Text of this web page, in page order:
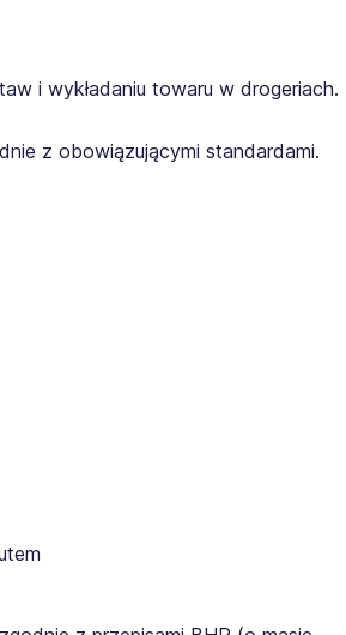
i wykładaniu towaru w drogeriach.
z obowiązującymi standardami.